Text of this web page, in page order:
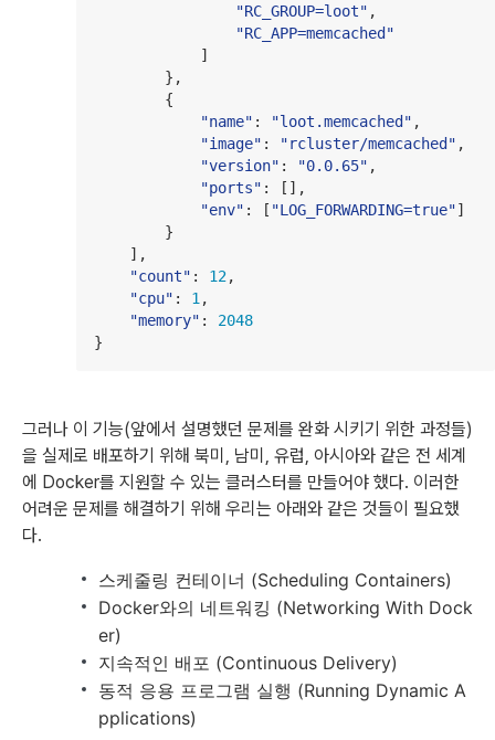
"RC_GROUP=loot" ,
"RC_APP=memcached "
            ]
        },
        {
"name" : "loot.memcached " ,
"image" : "rcluster/memcached " ,
"version" : "0.0.65" ,
"ports" : [],
"env" : [ "LOG_FORWARDING=true"]
        }
    ],
"count" : 12,
"cpu" : 1 ,
"memory" : 2048
}
그러나 이 기능(앞에서 설명했던 문제를 완화 시키기 위한 과정들)
을 실제로 배포하기 위해 북미, 남미, 유럽, 아시아와 같은 전 세계
에 Docker를 지원할 수 있는 클러스터를 만들어야 했다. 이러한
어려운 문제를 해결하기 위해 우리는 아래와 같은 것들이 필요했
다.
스케줄링 컨테이너 (Scheduling Containers)
Docker와의 네트워킹 (Networking With Dock
er)
지속적인 배포 (Continuous Delivery)
동적 응용 프로그램 실행 (Running Dynamic A
pplications)